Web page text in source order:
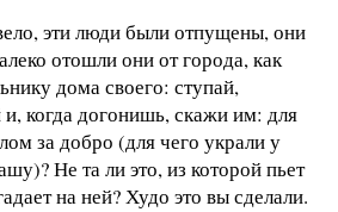
эти люди были отпущены, они
отошли они от города, как
дома своего: ступай,
когда догонишь, скажи им: для
за добро (для чего украли у
Не та ли это, из которой пьет
на ней? Худо это вы сделали.